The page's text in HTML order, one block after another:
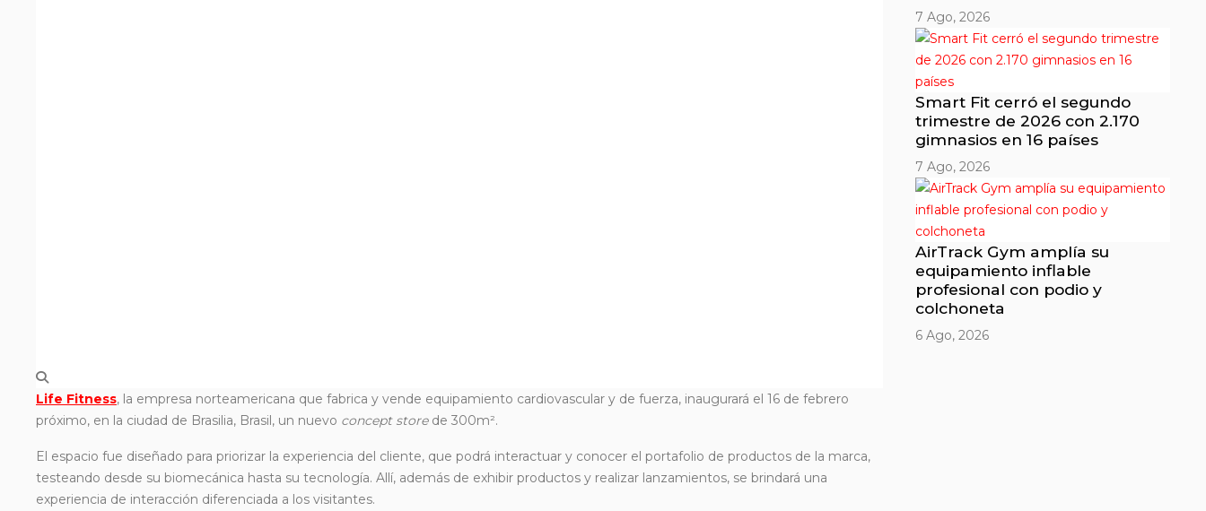
Life Fitness, la empresa norteamericana que fabrica y vende equipamiento cardiovascular y de fuerza, inaugurará el 16 de febrero
próximo, en la ciudad de Brasilia, Brasil, un nuevo concept store de 300m².
El espacio fue diseñado para priorizar la experiencia del cliente, que podrá interactuar y conocer el portafolio de productos de la marca,
testeando desde su biomecánica hasta su tecnología. Allí, además de exhibir productos y realizar lanzamientos, se brindará una
experiencia de interacción diferenciada a los visitantes.
7 Ago, 2026
Smart Fit cerró el segundo
trimestre de 2026 con 2.170
gimnasios en 16 países
7 Ago, 2026
AirTrack Gym amplía su
equipamiento inflable
profesional con podio y
colchoneta
6 Ago, 2026